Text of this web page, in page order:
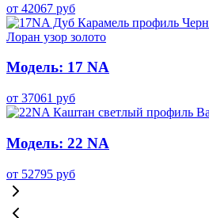
от 42067 руб
Модель: 17 NA
от 37061 руб
Модель: 22 NA
от 52795 руб